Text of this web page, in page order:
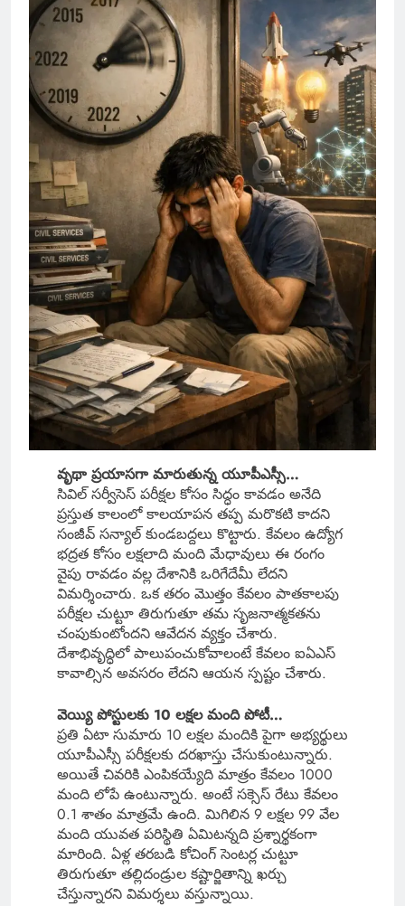
వృథా ప్రయాసగా మారుతున్న యూపీఎస్సీ…
సివిల్ సర్వీసెస్ పరీక్షల కోసం సిద్ధం కావడం అనేది
ప్రస్తుత కాలంలో కాలయాపన తప్ప మరొకటి కాదని
సంజీవ్ సన్యాల్ కుండబద్దలు కొట్టారు. కేవలం ఉద్యోగ
భద్రత కోసం లక్షలాది మంది మేధావులు ఈ రంగం
వైపు రావడం వల్ల దేశానికి ఒరిగేదేమీ లేదని
విమర్శించారు. ఒక తరం మొత్తం కేవలం పాతకాలపు
పరీక్షల చుట్టూ తిరుగుతూ తమ సృజనాత్మకతను
చంపుకుంటోందని ఆవేదన వ్యక్తం చేశారు.
దేశాభివృద్ధిలో పాలుపంచుకోవాలంటే కేవలం ఐఏఎస్
కావాల్సిన అవసరం లేదని ఆయన స్పష్టం చేశారు.
వెయ్యి పోస్టులకు 10 లక్షల మంది పోటీ…
ప్రతి ఏటా సుమారు 10 లక్షల మందికి పైగా అభ్యర్థులు
యూపీఎస్సీ పరీక్షలకు దరఖాస్తు చేసుకుంటున్నారు.
అయితే చివరికి ఎంపికయ్యేది మాత్రం కేవలం 1000
మంది లోపే ఉంటున్నారు. అంటే సక్సెస్ రేటు కేవలం
0.1 శాతం మాత్రమే ఉంది. మిగిలిన 9 లక్షల 99 వేల
మంది యువత పరిస్థితి ఏమిటన్నది ప్రశ్నార్థకంగా
మారింది. ఏళ్ల తరబడి కోచింగ్ సెంటర్ల చుట్టూ
తిరుగుతూ తల్లిదండ్రుల కష్టార్జితాన్ని ఖర్చు
చేస్తున్నారని విమర్శలు వస్తున్నాయి.